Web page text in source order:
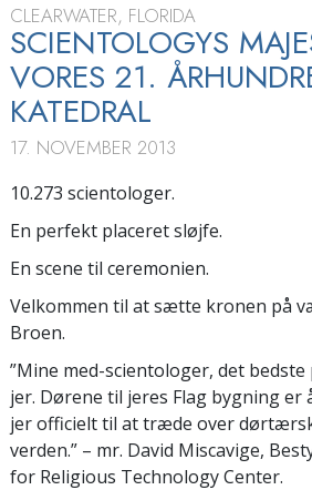
CLEARWATER, FLORIDA
SCIENTOLOGYS
VORES 21.
KATEDRAL
17. NOVEMBER 2013
10.273 scientologer.
En perfekt placeret sløjfe.
En scene til ceremonien.
Velkommen til at sætte kronen på
Broen.
”Mine med-scientologer, det
jer. Dørene til jeres Flag bygning
jer officielt til at træde over
verden.” – mr. David Miscavige,
for Religious Technology Center.